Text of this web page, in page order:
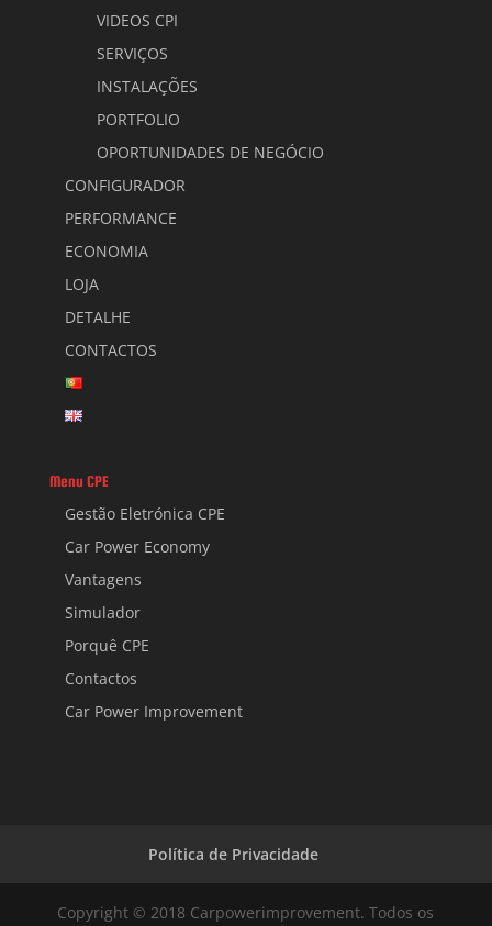
VIDEOS CPI
SERVIÇOS
INSTALAÇÕES
PORTFOLIO
OPORTUNIDADES DE NEGÓCIO
CONFIGURADOR
PERFORMANCE
ECONOMIA
LOJA
DETALHE
CONTACTOS
Menu CPE
Gestão Eletrónica CPE
Car Power Economy
Vantagens
Simulador
Porquê CPE
Contactos
Car Power Improvement
Política de Privacidade
Copyright © 2018 Carpowerimprovement. Todos os